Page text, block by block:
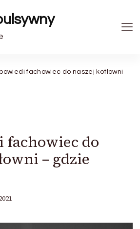
fachowiec do naszej kotłowni
fachowiec do
– gdzie